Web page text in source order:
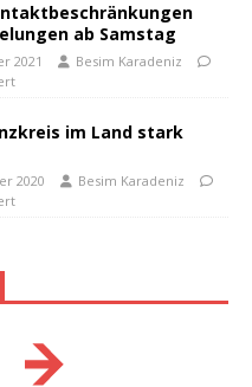
ab Samstag
2021
Besim Karadeniz
im Land stark
2020
Besim Karadeniz